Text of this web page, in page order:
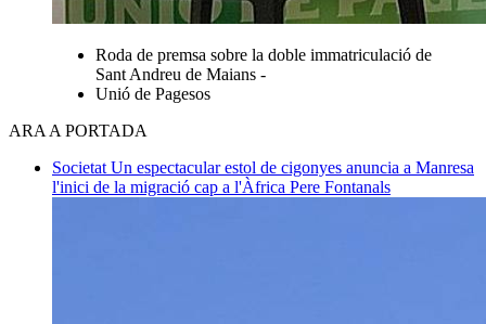
Roda de premsa sobre la doble immatriculació de
Sant Andreu de Maians -
Unió de Pagesos
ARA A PORTADA
Societat Un espectacular estol de cigonyes anuncia a Manresa
l'inici de la migració cap a l'Àfrica Pere Fontanals